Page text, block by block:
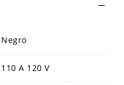
Negro
110 A 120 V